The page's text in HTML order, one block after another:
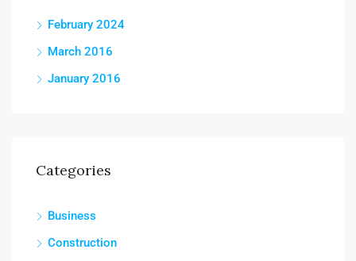
February 2024
March 2016
January 2016
Categories
Business
Construction